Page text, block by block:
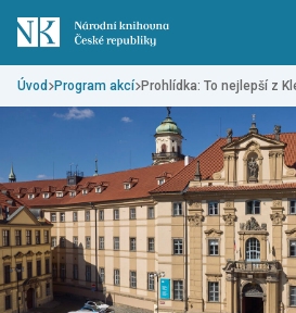
Úvod Program akcí Prohlídka: To nejlepší z